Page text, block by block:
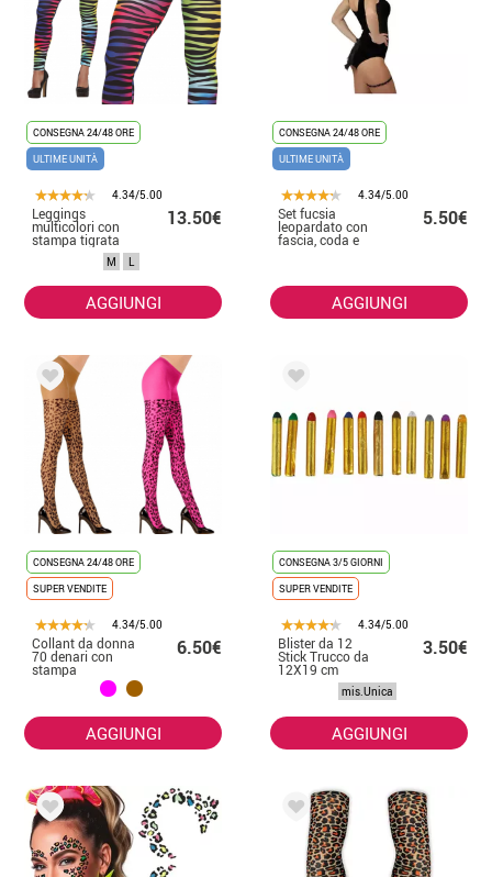
CONSEGNA 24/48 ORE
ULTIME UNITÀ
4.34/5.00
Leggings
multicolori con
stampa tigrata
per donna
13.50€
M L
AGGIUNGI
CONSEGNA 24/48 ORE
ULTIME UNITÀ
4.34/5.00
Set fucsia
leopardato con
fascia, coda e
giarrettiera
5.50€
AGGIUNGI
CONSEGNA 24/48 ORE
SUPER VENDITE
4.34/5.00
Collant da donna
70 denari con
stampa
leopardata
6.50€
AGGIUNGI
CONSEGNA 3/5 GIORNI
SUPER VENDITE
4.34/5.00
Blister da 12
Stick Trucco da
12X19 cm
3.50€
mis.Unica
AGGIUNGI